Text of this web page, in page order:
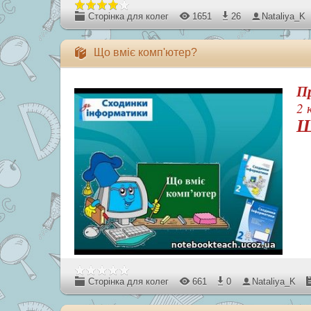
Сторінка для колег 1651 26 Nataliya_K
Що вміє комп'ютер?
2
Сторінка для колег 661 0 Nataliya_K